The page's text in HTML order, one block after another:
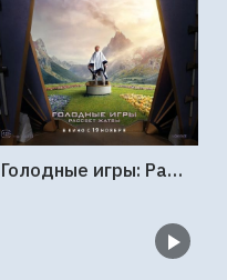
Голодные игры: Рассвет Жатвы